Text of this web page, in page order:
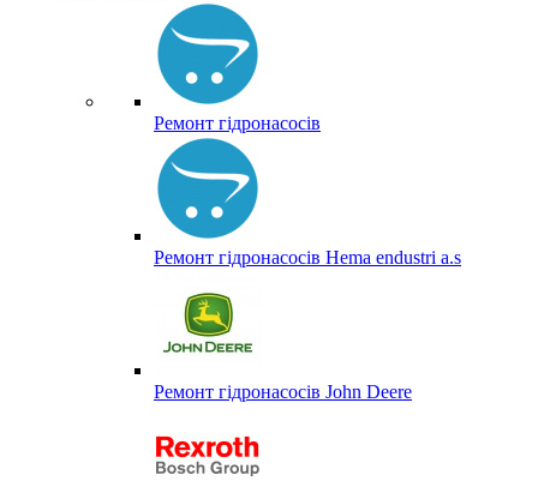
Ремонт гідронасосів
Ремонт гідронасосів Hema endustri a.s
Ремонт гідронасосів John Deere